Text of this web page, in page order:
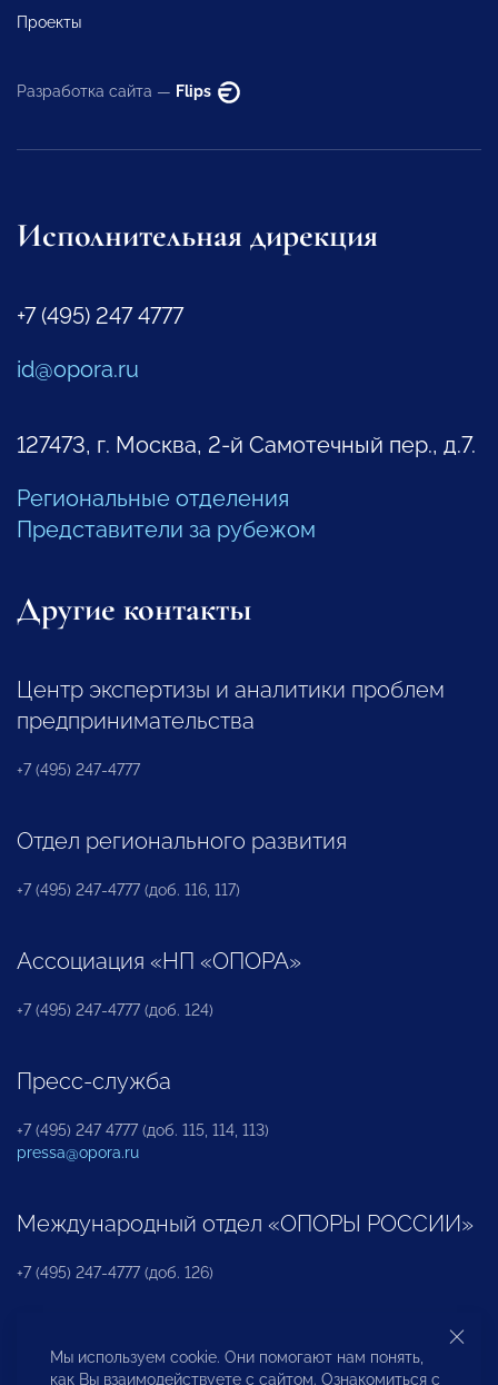
Проекты
Разработка сайта — Flips
Исполнительная дирекция
+7 (495) 247 4777
id@opora.ru
127473, г. Москва, 2-й Самотечный пер., д.7.
Региональные отделения
Представители за рубежом
Другие контакты
Центр экспертизы и аналитики проблем
предпринимательства
+7 (495) 247-4777
Отдел регионального развития
+7 (495) 247-4777 (доб. 116, 117)
Ассоциация «НП «ОПОРА»
+7 (495) 247-4777 (доб. 124)
Пресс-служба
+7 (495) 247 4777 (доб. 115, 114, 113)
pressa@opora.ru
Международный отдел «ОПОРЫ РОССИИ»
+7 (495) 247-4777 (доб. 126)
Бюро по защите прав предпринимателей и
инвесторов
Мы используем cookie. Они помогают нам понять,
как Вы взаимодействуете с сайтом. Ознакомиться с